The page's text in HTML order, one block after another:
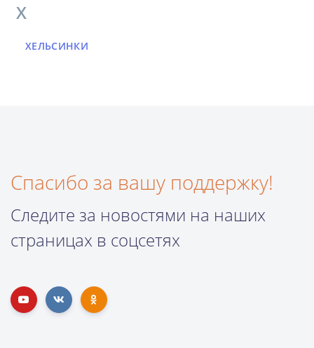
Х
ХЕЛЬСИНКИ
Спасибо за вашу поддержку!
Следите за новостями на наших
страницах в соцсетях